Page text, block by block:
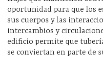
oportunidad para que los
sus cuerpos y las
intercambios y
edificio permite que
se conviertan en parte de